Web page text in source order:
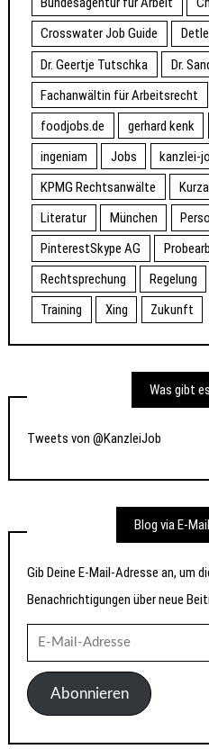
Crosswater Job Guide
Dr. Geertje Tutschka
Dr.
Fachanwältin für Arbeitsrecht
foodjobs.de
gerhard kenk
ingeniam
Jobs kanzlei-
KPMG Rechtsanwälte
Literatur
München
PinterestSkype AG
Rechtsprechung
Regelung
Training
Xing Zukunft
Was gibt
Tweets von @KanzleiJob
Blog via E-
Gib Deine E-Mail-Adresse an, um
Benachrichtigungen über neue
Mail-
AdresseAbonnieren